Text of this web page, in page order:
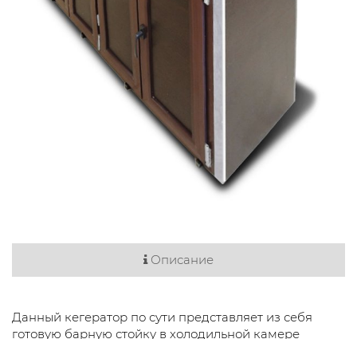
Описание
Данный кегератор по сути представляет из себя
готовую барную стойку в холодильной камере